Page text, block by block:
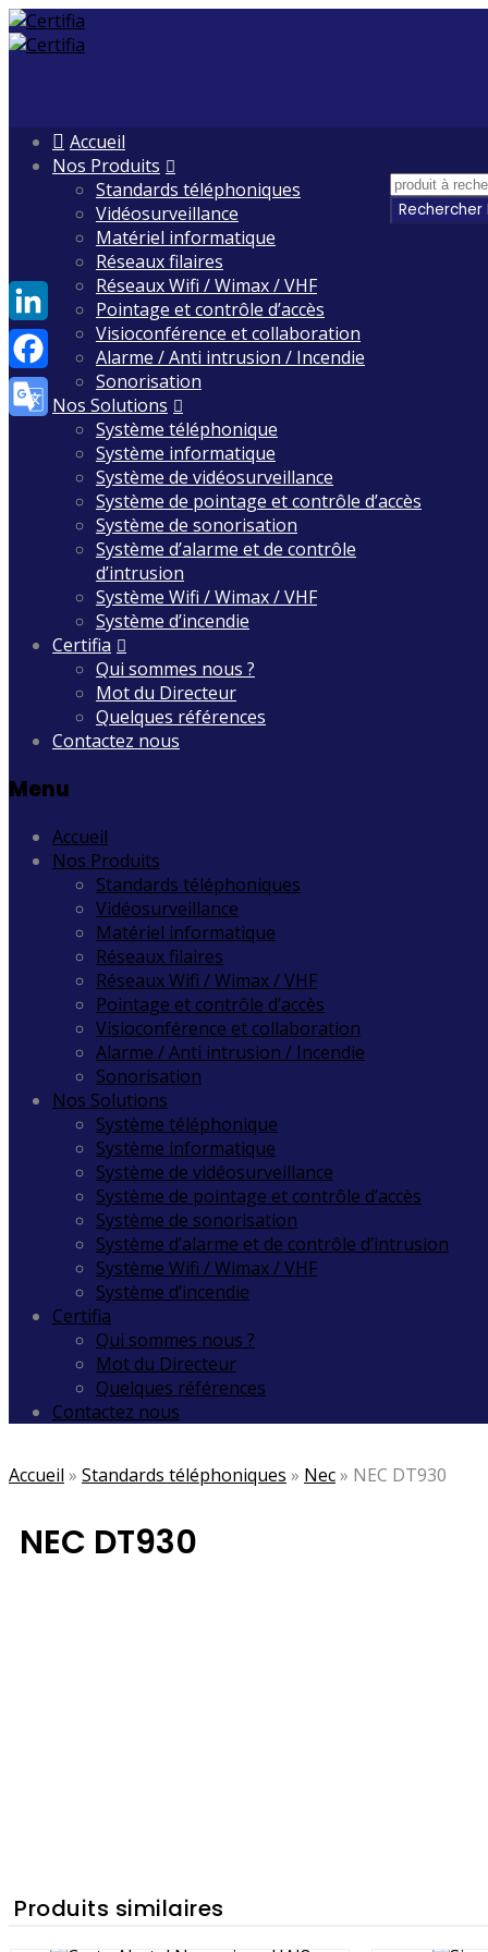
Skip
Accueil
Nos Produits
Standards téléphoniques
Vidéosurveillance
Matériel informatique
Réseaux filaires
Réseaux Wifi / Wimax / VHF
Pointage et contrôle d’accès
Visioconférence et collaboration
Alarme / Anti intrusion / Incendie
Sonorisation
Nos Solutions
Système téléphonique
Système informatique
Système de vidéosurveillance
Système de pointage et contrôle d’accès
Système de sonorisation
Système d’alarme et de contrôle
d’intrusion
Système Wifi / Wimax / VHF
Système d’incendie
Certifia
Qui sommes nous ?
Mot du Directeur
Quelques références
Contactez nous
Menu
Accueil
Nos Produits
Standards téléphoniques
Vidéosurveillance
Matériel informatique
Réseaux filaires
Réseaux Wifi / Wimax / VHF
Pointage et contrôle d’accès
Visioconférence et collaboration
Alarme / Anti intrusion / Incendie
Sonorisation
Nos Solutions
Système téléphonique
Système informatique
Système de vidéosurveillance
Système de pointage et contrôle d’accès
Système de sonorisation
Système d’alarme et de contrôle d’intrusion
Système Wifi / Wimax / VHF
Système d’incendie
Certifia
Qui sommes nous ?
Mot du Directeur
Quelques références
Contactez nous
Accueil » Standards téléphoniques » Nec» NEC DT930
NEC DT930
Produits similaires
LinkedIn
Facebook
Translate